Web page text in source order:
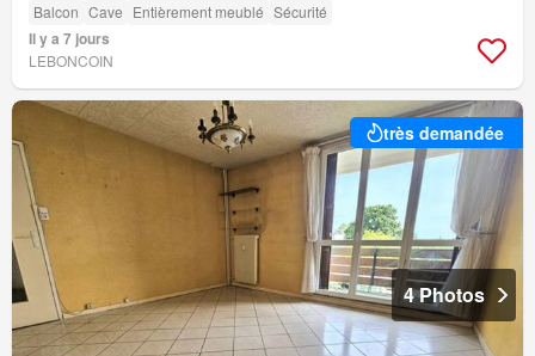
Balcon Cave Entièrement meublé Sécurité
Il y a 7 jours
LEBONCOIN
très demandée
4 Photos